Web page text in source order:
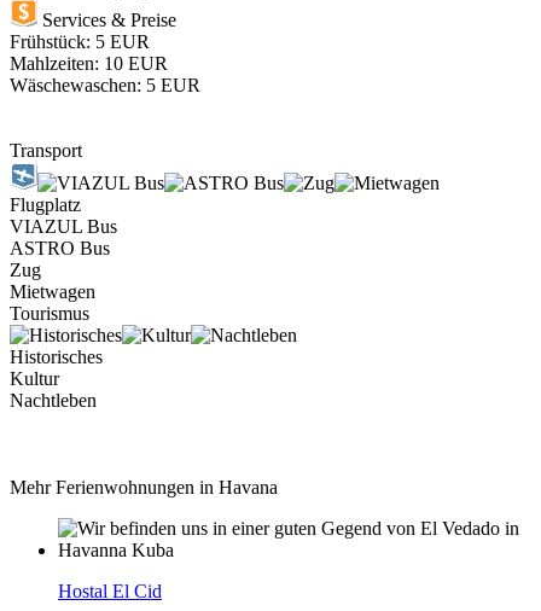
Services & Preise
Frühstück: 5 EUR
Mahlzeiten: 10 EUR
Wäschewaschen: 5 EUR
Transport
Flugplatz
VIAZUL Bus
ASTRO Bus
Zug
Mietwagen
Tourismus
Historisches
Kultur
Nachtleben
Mehr Ferienwohnungen in Havana
Hostal El Cid